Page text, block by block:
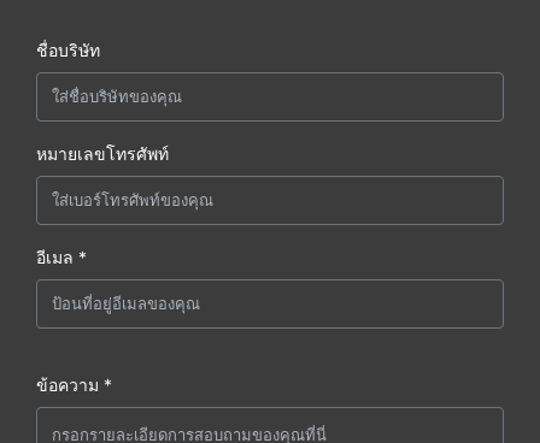
ชื่อบริษัท
หมายเลขโทรศัพท์
อีเมล *
ข้อความ *